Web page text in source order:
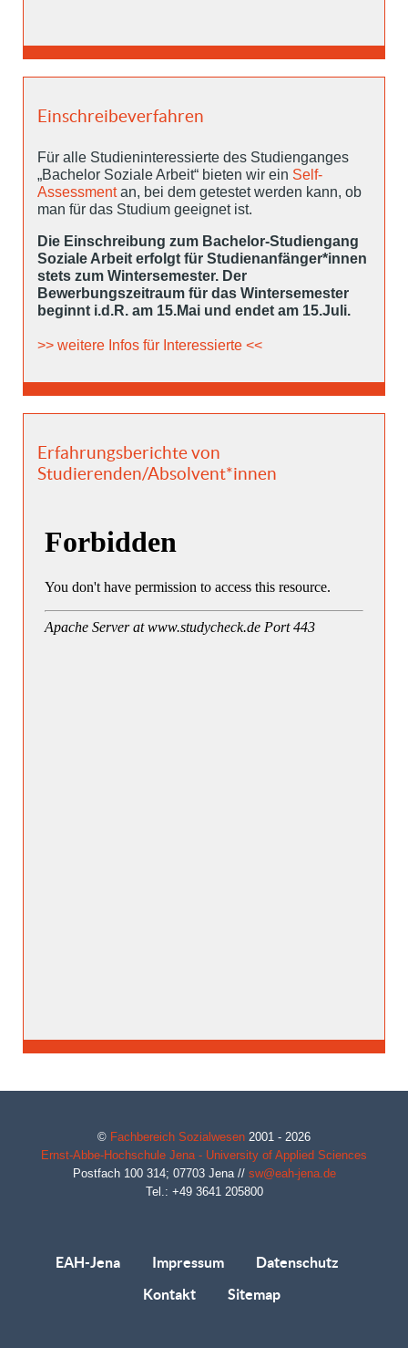
Einschreibeverfahren
Für alle Studieninteressierte des Studienganges
„Bachelor Soziale Arbeit“ bieten wir ein Self-
Assessmentan, bei dem getestet werden kann, ob
man für das Studium geeignet ist.
Die Einschreibung zum Bachelor-Studiengang
Soziale Arbeit erfolgt für Studienanfänger*innen
stets zum Wintersemester. Der
Bewerbungszeitraum für das Wintersemester
beginnt i.d.R. am 15.Mai und endet am 15.Juli.
>> weitere Infos für Interessierte <<
Erfahrungsberichte von
Studierenden/Absolvent*innen
© Fachbereich Sozialwesen 2001 - 2026
Ernst-Abbe-Hochschule Jena - University of Applied Sciences
Postfach 100 314; 07703 Jena// sw@eah-jena.de
Tel.: +49 3641 205800
EAH-Jena Impressum
Datenschutz
Kontakt
Sitemap